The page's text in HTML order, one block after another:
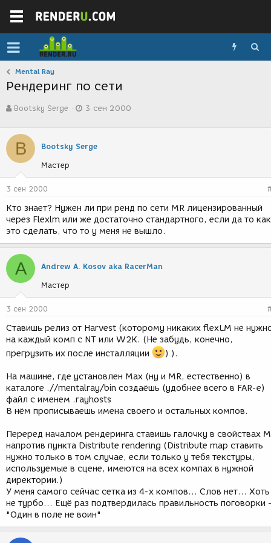
Mental Ray
Рендеринг по сети
в
о
р
т
е
м
ы
Bootsky Serge
а
с
д
и
я
3 сен 2000
B Bootsky Serge
Мастер
3 сен 2000
Кто знает? Нужен ли при ренд по сети MR лицензированный
через Flexlm или же достаточно стандартного, если да то как
это сделать, что то у меня не вышло.
A Andrew A. Kosov aka RacerMan
Мастер
3 сен 2000
Ставишь релиз от Harvest (которому никаких flexLM не
на каждый комп с NT или W2K. (Не забудь, конечно,
прегрузить их после инсталляции
) ).
На машине, где установлен Max (ну и MR, естественно) в
каталоге .//mentalray/bin создаёшь (удобнее всего в FAR-e)
файл с именем .rayhosts
В нём прописываешь имена своего и остальных компов.
Переред началом рендеринга ставишь галочку в свойствах
напротив пункта Distribute rendering (Distribute map ставить
нужно только в том случае, если только у тебя текстуры,
используемые в сцене, имеются на всех компах в нужной
директории.)
У меня самого сейчас сетка из 4-х компов... Слов нет...
не турбо... Ещё раз подтвердилась правильность поговорки
"Один в поле не воин"